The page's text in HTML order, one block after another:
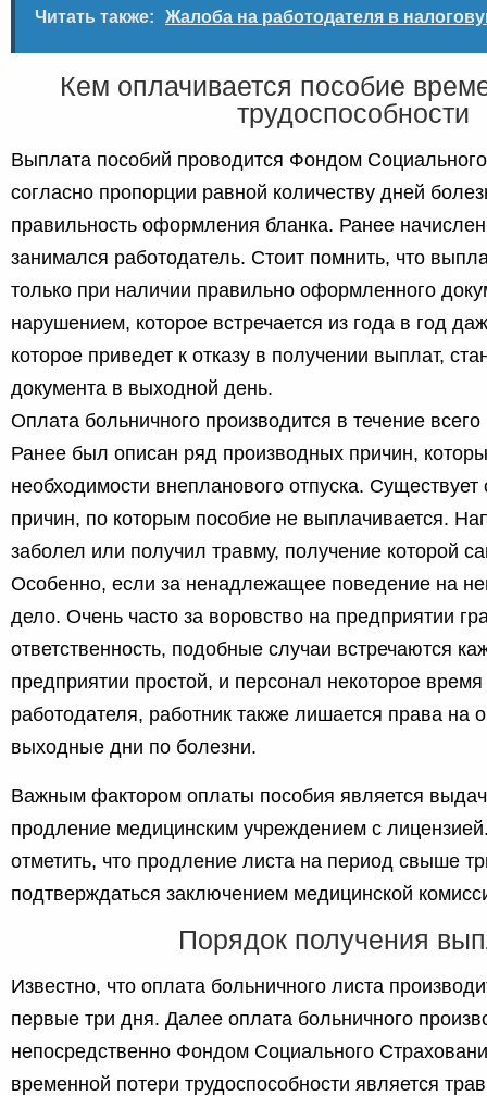
Читать также: Жалоба на работодателя в
Кем оплачивается пособие
трудоспособности
Выплата пособий проводится Фондом
согласно пропорции равной количеству дней
правильность оформления бланка. Ранее
занимался работодатель. Стоит помнить, что
только при наличии правильно оформленного
нарушением, которое встречается из года в год
которое приведет к отказу в получении выплат,
документа в выходной день.
Оплата больничного производится в течение
Ранее был описан ряд производных причин,
необходимости внепланового отпуска.
причин, по которым пособие не выплачивается.
заболел или получил травму, получение которой
Особенно, если за ненадлежащее поведение на
дело. Очень часто за воровство на предприятии
ответственность, подобные случаи встречаются
предприятии простой, и персонал некоторое
работодателя, работник также лишается права на
выходные дни по болезни.
Важным фактором оплаты пособия является
продление медицинским учреждением с
отметить, что продление листа на период свыше
подтверждаться заключением медицинской
Порядок получения
Известно, что оплата больничного листа
первые три дня. Далее оплата больничного
непосредственно Фондом Социального
временной потери трудоспособности является